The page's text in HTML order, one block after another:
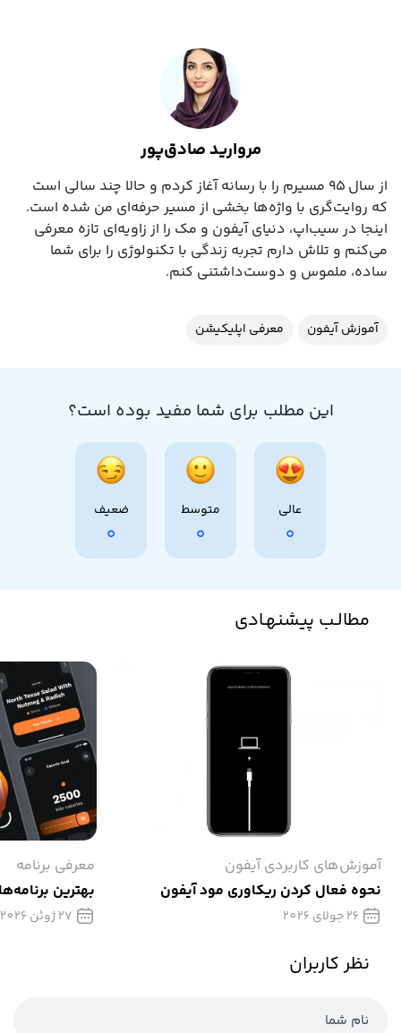
مروارید صادق‌پور
از سال ۹۵ مسیرم را با رسانه آغاز کردم و حالا چند سالی است
که روایت‌گری با واژه‌ها بخشی از مسیر حرفه‌ای‌ من شده است.
اینجا در سیب‌اپ، دنیای آیفون و مک را از زاویه‌ای تازه معرفی
می‌کنم و تلاش دارم تجربه زندگی با تکنولوژی را برای شما
ساده، ملموس و دوست‌داشتنی کنم.
آموزش آیفون معرفی اپلیکیشن
این مطلب برای شما مفید بوده است؟
عالی
0
متوسط
0
ضعیف
0
مطالـب پیشنهـادی
آموزش‌های کاربردی آیفون
نحوه فعال کردن ریکاوری مود آیفون
26 جولای 2026
معرفی برنامه
بهترین
27 ژوئن 2026
نظر کاربران